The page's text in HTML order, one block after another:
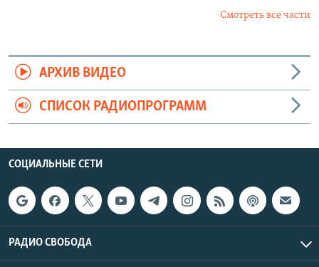
Смотреть все части
АРХИВ ВИДЕО
СПИСОК РАДИОПРОГРАММ
СОЦИАЛЬНЫЕ СЕТИ
РАДИО СВОБОДА